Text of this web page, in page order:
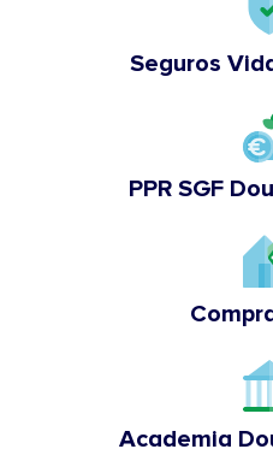
Seguros
PPR SGF
Academia